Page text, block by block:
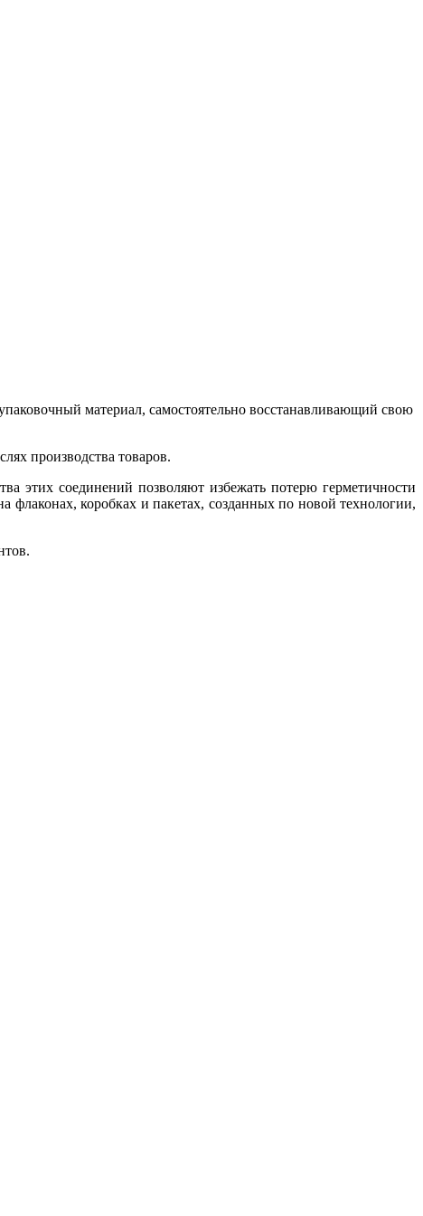
материал, самостоятельно восстанавливающий свою
производства товаров.
этих соединений позволяют избежать потерю герметичности
флаконах, коробках и пакетах, созданных по новой технологии,